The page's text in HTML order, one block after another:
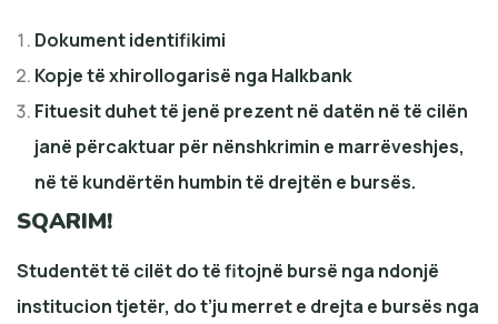
Dokument identifikimi
Kopje të xhirollogarisë nga Halkbank
Fituesit duhet të jenë prezent në datën në të cilën
janë përcaktuar për nënshkrimin e marrëveshjes,
në të kundërtën humbin të drejtën e bursës.
SQARIM!
Studentët të cilët do të fitojnë bursë nga ndonjë
institucion tjetër, do t’ju merret e drejta e bursës nga